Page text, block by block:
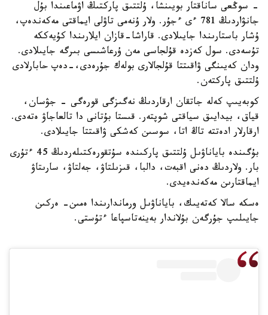
- سوڭعى ساناقتار بويىنشا، ۇلتتىق پاركتىڭ اۋماعىندا بۇل
جانۋاردىڭ 781 ءى ءجۇر. ولار ۇنەمى تاۋلى ايماقتى مەكەندەپ،
ۇشار باستارىندا جايىلادى. قاراشا-قازان ايلارىندا كۇيەككە
تۇسەدى. سول كەزدە قۇلجاسى مەن ۇرعاشىسى بىرگە جايىلادى.
ودان كەيىنگى ۋاقىتتا قۇلجالارى بولەك جۇرەدى،-دەپ حابارلادى
ۇلتتىق پاركتەن.
كوبەيىپ كەلە جاتقان ارقاردىڭ نەگىزگى قورەگى - جۋسان،
قياق، بيدايىق سياقتى شوپتەر. قىستا بۇتانى دا تالعاجاۋ ەتەدى.
ارقارلار ادەتتە تاڭ اتا، سوسىن كەشكى ۋاقىتتا جايىلادى.
بۇگىندە باياناۋىل ۇلتتىق پاركىندە سۇتقورەكتىلەردىڭ 45 ءتۇرى
بار. ولاردىڭ دەنى اقبەت، دالبا، قىزىلتاۋ، جەلتاۋ، سارىتاۋ
ايماقتارىن مەكەندەيدى.
ەسكە سالا كەتەيىك، باياناۋىل ورماندارىندا ەمىن- ەركىن
جايىلىپ جۇرگەن بۇلاندار بەينەتاسپاعا ءتۇستى.